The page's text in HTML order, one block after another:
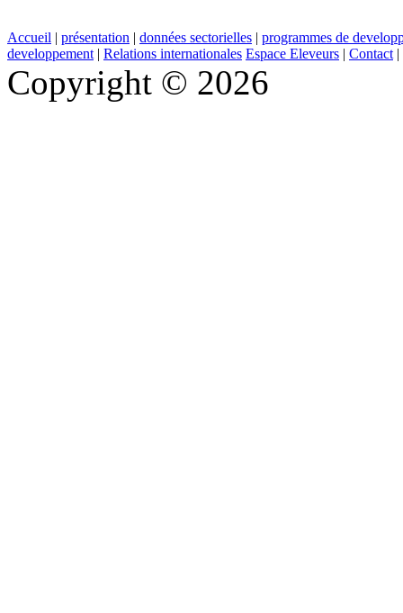
Accueil | présentation | données sectorielles | programmes de
developpement | Relations internationales Espace Eleveurs | Contact |
Copyright © 2026